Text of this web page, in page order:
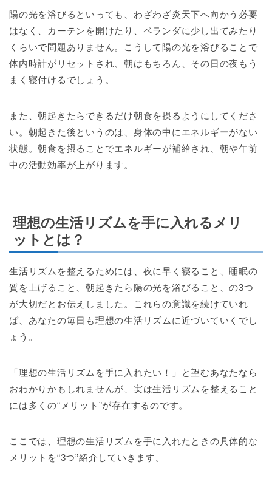
陽の光を浴びるといっても、わざわざ炎天下へ向かう必要
はなく、カーテンを開けたり、ベランダに少し出てみたり
くらいで問題ありません。こうして陽の光を浴びることで
体内時計がリセットされ、朝はもちろん、その日の夜もう
まく寝付けるでしょう。
また、朝起きたらできるだけ朝食を摂るようにしてくださ
い。朝起きた後というのは、身体の中にエネルギーがない
状態。朝食を摂ることでエネルギーが補給され、朝や午前
中の活動効率が上がります。
理想の生活リズムを手に入れるメリ
ットとは？
生活リズムを整えるためには、夜に早く寝ること、睡眠の
質を上げること、朝起きたら陽の光を浴びること、の3つ
が大切だとお伝えしました。これらの意識を続けていれ
ば、あなたの毎日も理想の生活リズムに近づいていくでし
ょう。
「理想の生活リズムを手に入れたい！」と望むあなたなら
おわかりかもしれませんが、実は生活リズムを整えること
には多くの“メリット”が存在するのです。
ここでは、理想の生活リズムを手に入れたときの具体的な
メリットを“3つ”紹介していきます。